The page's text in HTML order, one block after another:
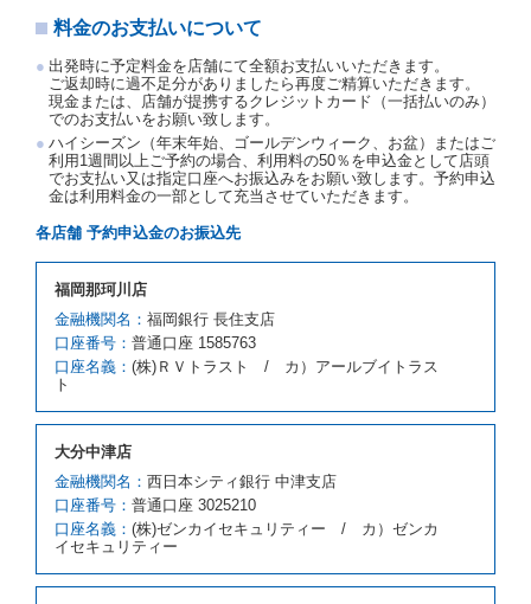
若しくは当社のいずれの責にもよらない事由により貸
たものとします。この場合、当社は受領済の予約申込
金を返還するものとします。
第５条（代替レンタカー）
当社は、借受人から予約のあった車種クラスのレンタ
カーを貸し渡すことができないときは、予約と異なる
車種クラスのレンタカー（以下「代替レンタカー」と
いいます。）の貸渡しを申し入れることができるもの
とします。
クラスを除き予約時と同一の借受条件でレンタカー提
携先の代替レンタカーを貸し渡すものとします。な
お、代替レンタカーの貸渡料金が予約された車種クラ
スの貸渡料金より高くなるときは、予約した車種クラ
スの貸渡料金によるものとし、予約された車種クラス
借受人は、第１項の代替レンタカーの貸渡しの申入れ
を拒絶し、予約を取り消すことができるものとしま
す。
前項の場合、第１項の貸渡しをすることができない原
因が、当社の責に帰する事由によるときには第４条第
４項の予約の取消しとして取り扱い、当社は受領済の
予約申込金を返還するものとします。
料金のお支払いについて
出発時に予定料金を店舗にて全額お支払いいただきます。
ご返却時に過不足分がありましたら再度ご精算いただきます。
現金または、店舗が提携するクレジットカード（一括払いのみ）
でのお支払いをお願い致します。
ハイシーズン（年末年始、ゴールデンウィーク、お盆）またはご
利用1週間以上ご予約の場合、利用料の50％を申込金として店頭
でお支払い又は指定口座へお振込みをお願い致します。予約申込
金は利用料金の一部として充当させていただきます。
各店舗 予約申込金のお振込先
福岡那珂川店
金融機関名： 福岡銀行 長住支店
口座番号： 普通口座 1585763
口座名義： (株)ＲＶトラスト / カ）アールブイトラス
ト
大分中津店
金融機関名： 西日本シティ銀行 中津支店
口座番号： 普通口座 3025210
口座名義： (株)ゼンカイセキュリティー / カ）ゼンカ
イセキュリティー